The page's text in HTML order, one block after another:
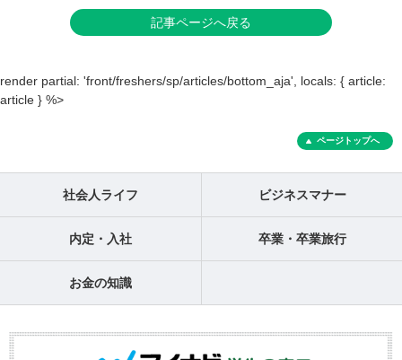
記事ページへ戻る
render partial: 'front/freshers/sp/articles/bottom_aja', locals: { article:
article } %>
ページトップへ
社会人ライフ ビジネスマナー
内定・入社 卒業・卒業旅行
お金の知識